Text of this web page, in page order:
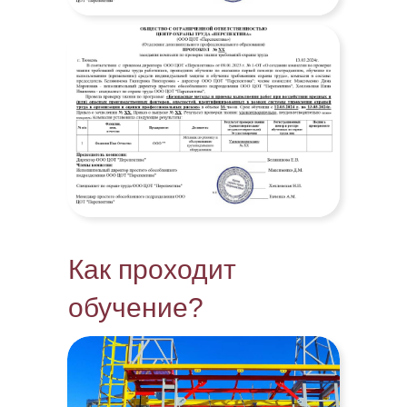
обработку персональных данных
Как проходит
обучение?